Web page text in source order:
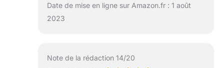
Date de mise en ligne sur Amazon.fr : 1 août
2023
Note de la rédaction 14/20